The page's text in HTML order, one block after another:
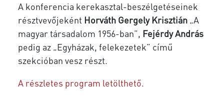
A konferencia kerekasztal-beszélgetéseinek
résztvevőjeként Horváth Gergely Krisztián „A
magyar társadalom 1956-ban”, Fejérdy András
pedig az „Egyházak, felekezetek” című
szekcióban vesz részt.
A részletes program letölthető.